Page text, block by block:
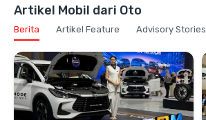
Artikel Mobil dari Oto
Berita Artikel Feature Advisory Stories